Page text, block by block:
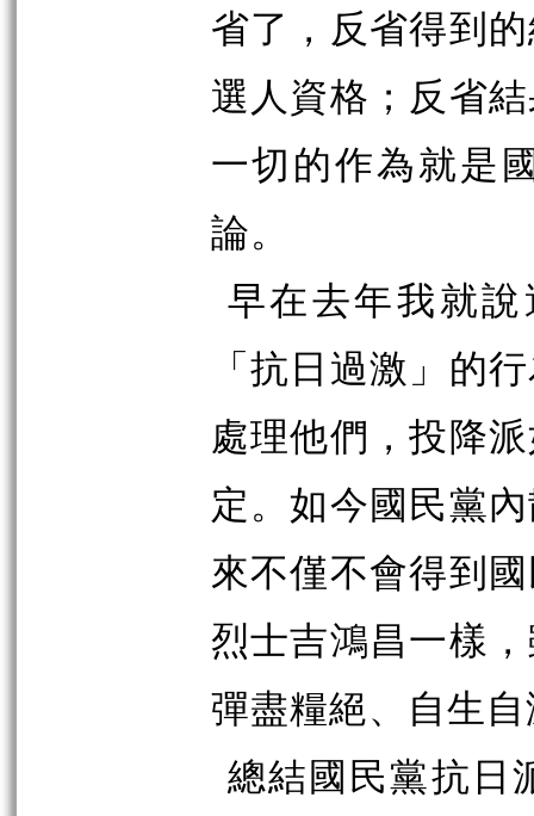
省了，反省得到
選人資格；反省
一切的作為就是
論。
早在去年我就
「抗日過激」的
處理他們，投降
定。如今國民黨
來不僅不會得到
烈士吉鴻昌一樣
彈盡糧絕、自生
總結國民黨抗日